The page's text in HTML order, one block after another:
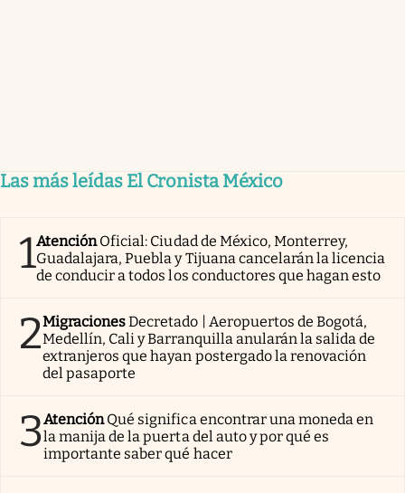
Las más leídas El Cronista México
1AtenciónOficial: Ciudad de México, Monterrey,
Guadalajara, Puebla y Tijuana cancelarán la licencia
de conducir a todos los conductores que hagan esto
2MigracionesDecretado | Aeropuertos de Bogotá,
Medellín, Cali y Barranquilla anularán la salida de
extranjeros que hayan postergado la renovación
del pasaporte
3AtenciónQué significa encontrar una moneda en
la manija de la puerta del auto y por qué es
importante saber qué hacer